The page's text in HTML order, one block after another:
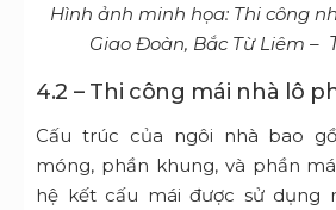
Hình ảnh minh họa: Thi công
Giao Đoàn, Bắc Từ Liêm –
4.2 – Thi công mái nhà lô
Cấu trúc của ngôi nhà bao
móng, phần khung, và phần
hệ kết cấu mái được sử dụng